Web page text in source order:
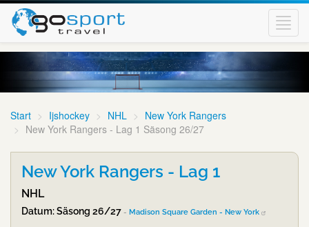
Start Ijshockey NHL
New York Rangers
New York Rangers - Lag 1 Säsong 26/27
New York Rangers - Lag 1
NHL
Datum: Säsong 26/27 - Madison Square Garden - New York